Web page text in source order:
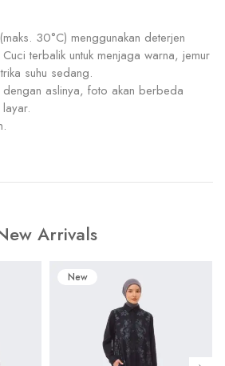
30°C) menggunakan deterjen
terbalik untuk menjaga warna, jemur
suhu sedang.
aslinya, foto akan berbeda
Arrivals
New